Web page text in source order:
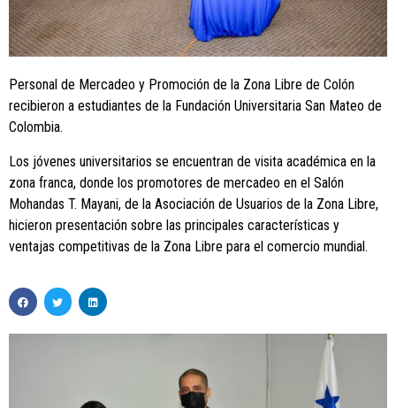
Personal de Mercadeo y Promoción de la Zona Libre de Colón
recibieron a estudiantes de la Fundación Universitaria San Mateo de
Colombia.
Los jóvenes universitarios se encuentran de visita académica en la
zona franca, donde los promotores de mercadeo en el Salón
Mohandas T. Mayani, de la Asociación de Usuarios de la Zona Libre,
hicieron presentación sobre las principales características y
ventajas competitivas de la Zona Libre para el comercio mundial.